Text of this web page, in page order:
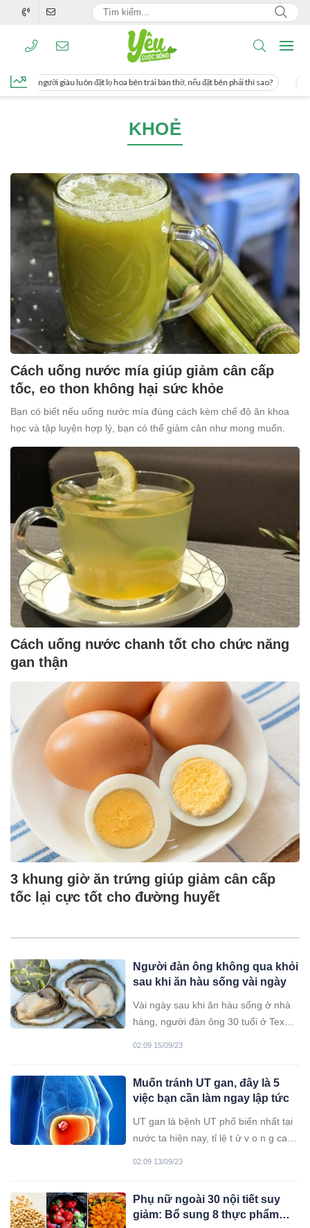
người giàu luôn đặt lọ hoa bên trái bàn thờ, nếu đặt bên phải thì sao?
KHOẺ
Cách uống nước mía giúp giảm cân cấp
tốc, eo thon không hại sức khỏe
Bạn có biết nếu uống nước mía đúng cách kèm chế độ ăn khoa
học và tập luyện hợp lý, bạn có thể giảm cân như mong muốn.
Cách uống nước chanh tốt cho chức năng
gan thận
3 khung giờ ăn trứng giúp giảm cân cấp
tốc lại cực tốt cho đường huyết
Người đàn ông không qua khỏi
sau khi ăn hàu sống vài ngày
Vài ngày sau khi ăn hàu sống ở nhà
hàng, người đàn ông 30 tuổi ở Texas
02:09 15/09/23
Muốn tránh UT gan, đây là 5
việc bạn cần làm ngay lập tức
UT gan là bệnh UT phổ biến nhất tại
nước ta hiện nay, tỉ lệ t ử v o n g cao.
02:09 13/09/23
Phụ nữ ngoài 30 nội tiết suy
giảm: Bổ sung 8 thực phẩm